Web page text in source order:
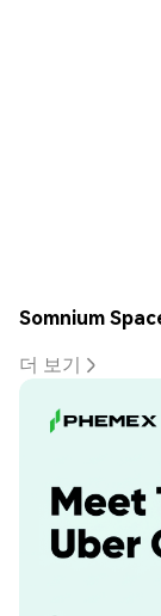
Somnium
더 보기